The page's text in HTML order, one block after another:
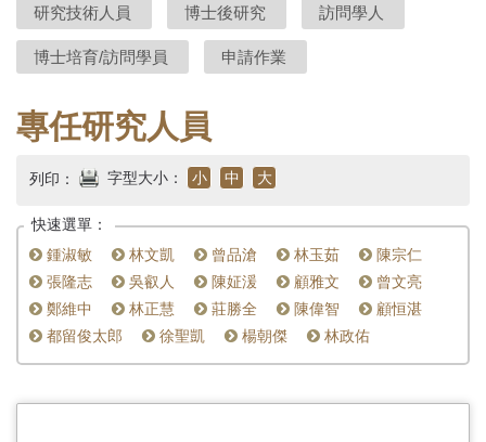
研
究
所-
首
頁
研究技術人員 博士後研究 訪問學人
博士培育/訪問學員 申請作業
專任研究人員
列印： 字型大小： 小 中 大
快速選單：
鍾淑敏
林文凱 曾品滄 林玉茹
陳宗仁
張隆志
吳叡人 陳姃湲 顧雅文
曾文亮
鄭維中
林正慧 莊勝全 陳偉智
顧恒湛
都留俊太郎
徐聖凱 楊朝傑 林政佑